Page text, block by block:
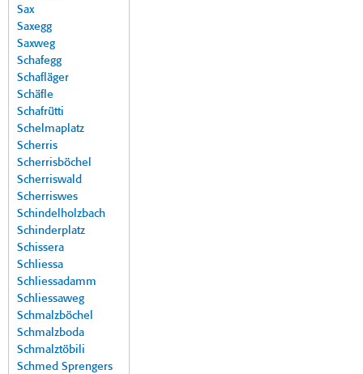
Sax
Saxegg
Saxweg
Schafegg
Schafläger
Schäfle
Schafrütti
Schelmaplatz
Scherris
Scherrisböchel
Scherriswald
Scherriswes
Schindelholzbach
Schinderplatz
Schissera
Schliessa
Schliessadamm
Schliessaweg
Schmalzböchel
Schmalzboda
Schmalztöbili
Schmed Sprengers